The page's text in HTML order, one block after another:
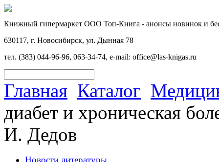
Книжный гипермаркет ООО Топ-Книга - анонсы новинок и
630117, г. Новосибирск, ул. Дынная 78
тел. (383) 044-96-96, 063-34-74, e-mail: office@las-knigas.ru
Главная Каталог
диабет и хроническая
И. Дедов
Новости литературы